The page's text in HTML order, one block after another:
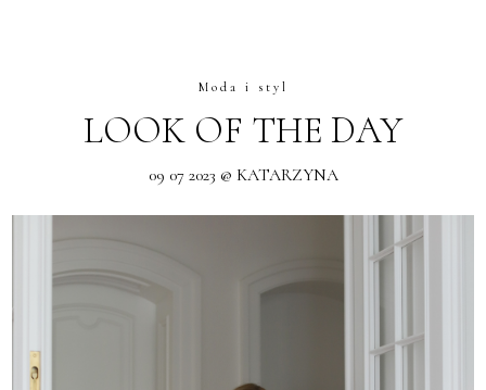
Moda i styl
LOOK OF THE DAY
09 07 2023 @ KATARZYNA